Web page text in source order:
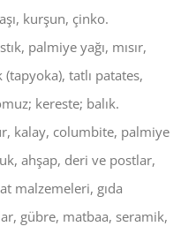
kurşun, çinko.
palmiye yağı, mısır,
tatlı patates,
kereste; balık.
kalay, columbite, palmiye
ahşap, deri ve postlar,
malzemeleri, gıda
gübre, matbaa, seramik,